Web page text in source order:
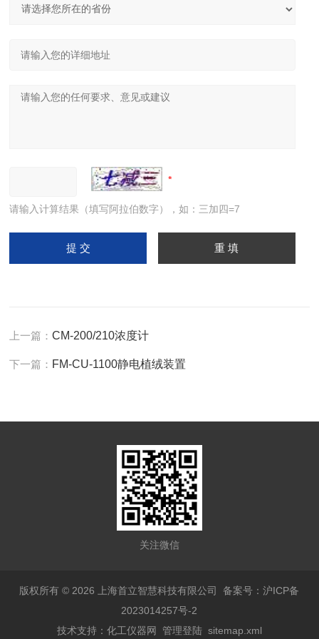
请输入计算结果（填写阿拉伯数字），如：三加四=7
上一篇：CM-200/210浓度计
下一篇： FM-CU-1100静电植绒装置
关注微信
版权所有 © 2026 上海首立智慧科技有限公司备案号：沪ICP备
2023014257号-2
技术支持： 化工仪器网 管理登陆 sitemap.xml